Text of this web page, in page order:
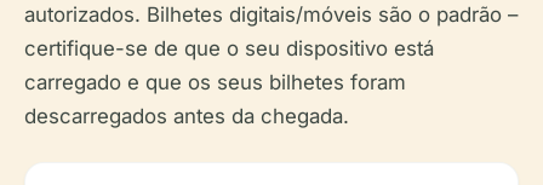
autorizados. Bilhetes digitais/móveis são o padrão –
certifique-se de que o seu dispositivo está
carregado e que os seus bilhetes foram
descarregados antes da chegada.